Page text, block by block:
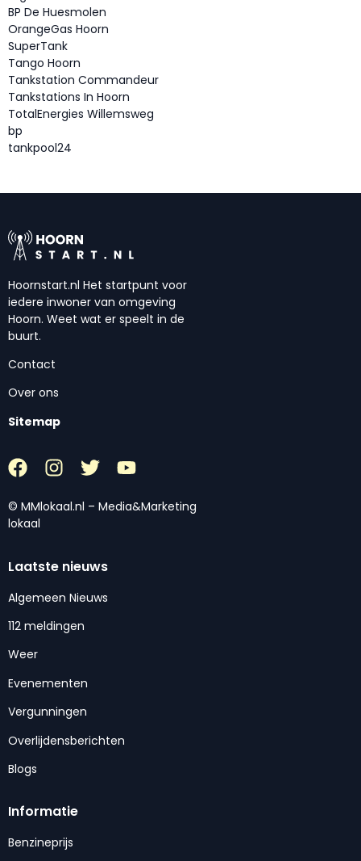
BP De Huesmolen
OrangeGas Hoorn
SuperTank
Tango Hoorn
Tankstation Commandeur
Tankstations In Hoorn
TotalEnergies Willemsweg
bp
tankpool24
Hoornstart.nl Het startpunt voor
iedere inwoner van omgeving
Hoorn. Weet wat er speelt in de
buurt.
Contact
Over ons
Sitemap
© MMlokaal.nl – Media&Marketing
lokaal
Laatste nieuws
Algemeen Nieuws
112 meldingen
Weer
Evenementen
Vergunningen
Overlijdensberichten
Blogs
Informatie
Benzineprijs